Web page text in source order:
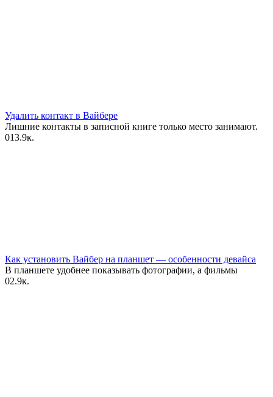
Удалить контакт в Вайбере
Лишние контакты в записной книге только место занимают.
013.9к.
Как установить Вайбер на планшет — особенности девайса
В планшете удобнее показывать фотографии, а фильмы
02.9к.